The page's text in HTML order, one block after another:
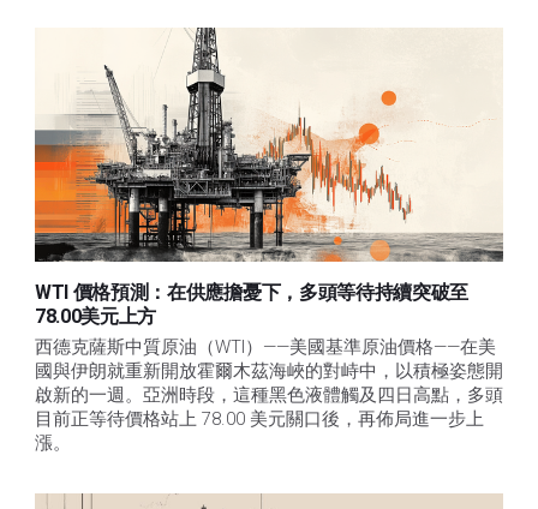
WTI 價格預測：在供應擔憂下，多頭等待持續突破至
78.00美元上方
西德克薩斯中質原油（WTI）——美國基準原油價格——在美
國與伊朗就重新開放霍爾木茲海峽的對峙中，以積極姿態開
啟新的一週。亞洲時段，這種黑色液體觸及四日高點，多頭
目前正等待價格站上 78.00 美元關口後，再佈局進一步上
漲。